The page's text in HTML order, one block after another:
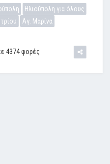
Ηλιούπολη για όλους
Αγ. Μαρίνα
4374 φορές